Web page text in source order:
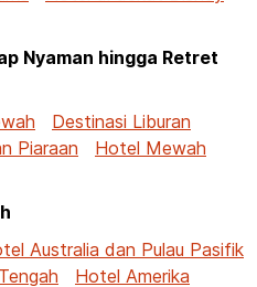
Nyaman hingga Retret
Destinasi Liburan
Piaraan
Hotel Mewah
Australia dan Pulau Pasifik
Hotel Amerika